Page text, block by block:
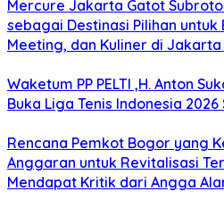
Mercure Jakarta Gatot
sebagai Destinasi Pilihan untuk
Meeting, dan Kuliner di Jakarta
Waketum PP PELTI ,H. Anton
Buka Liga Tenis Indonesia 2026
Rencana Pemkot Bogor yang
Anggaran untuk Revitalisasi
Mendapat Kritik dari Angga